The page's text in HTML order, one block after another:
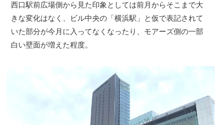
西口駅前広場側から見た印象としては前月からそこまで大
きな変化はなく、ビル中央の「横浜駅」と仮で表記されて
いた部分が今月に入ってなくなったり、モアーズ側の一部
白い壁面が増えた程度。